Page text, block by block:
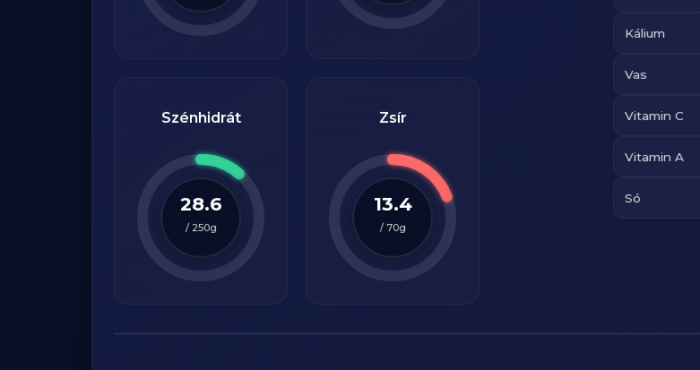
Szénhidrát
28.6
/ 250g
Zsír
13.4
/70g
Kálium
Vas
Vitamin C
Vitamin A
Só